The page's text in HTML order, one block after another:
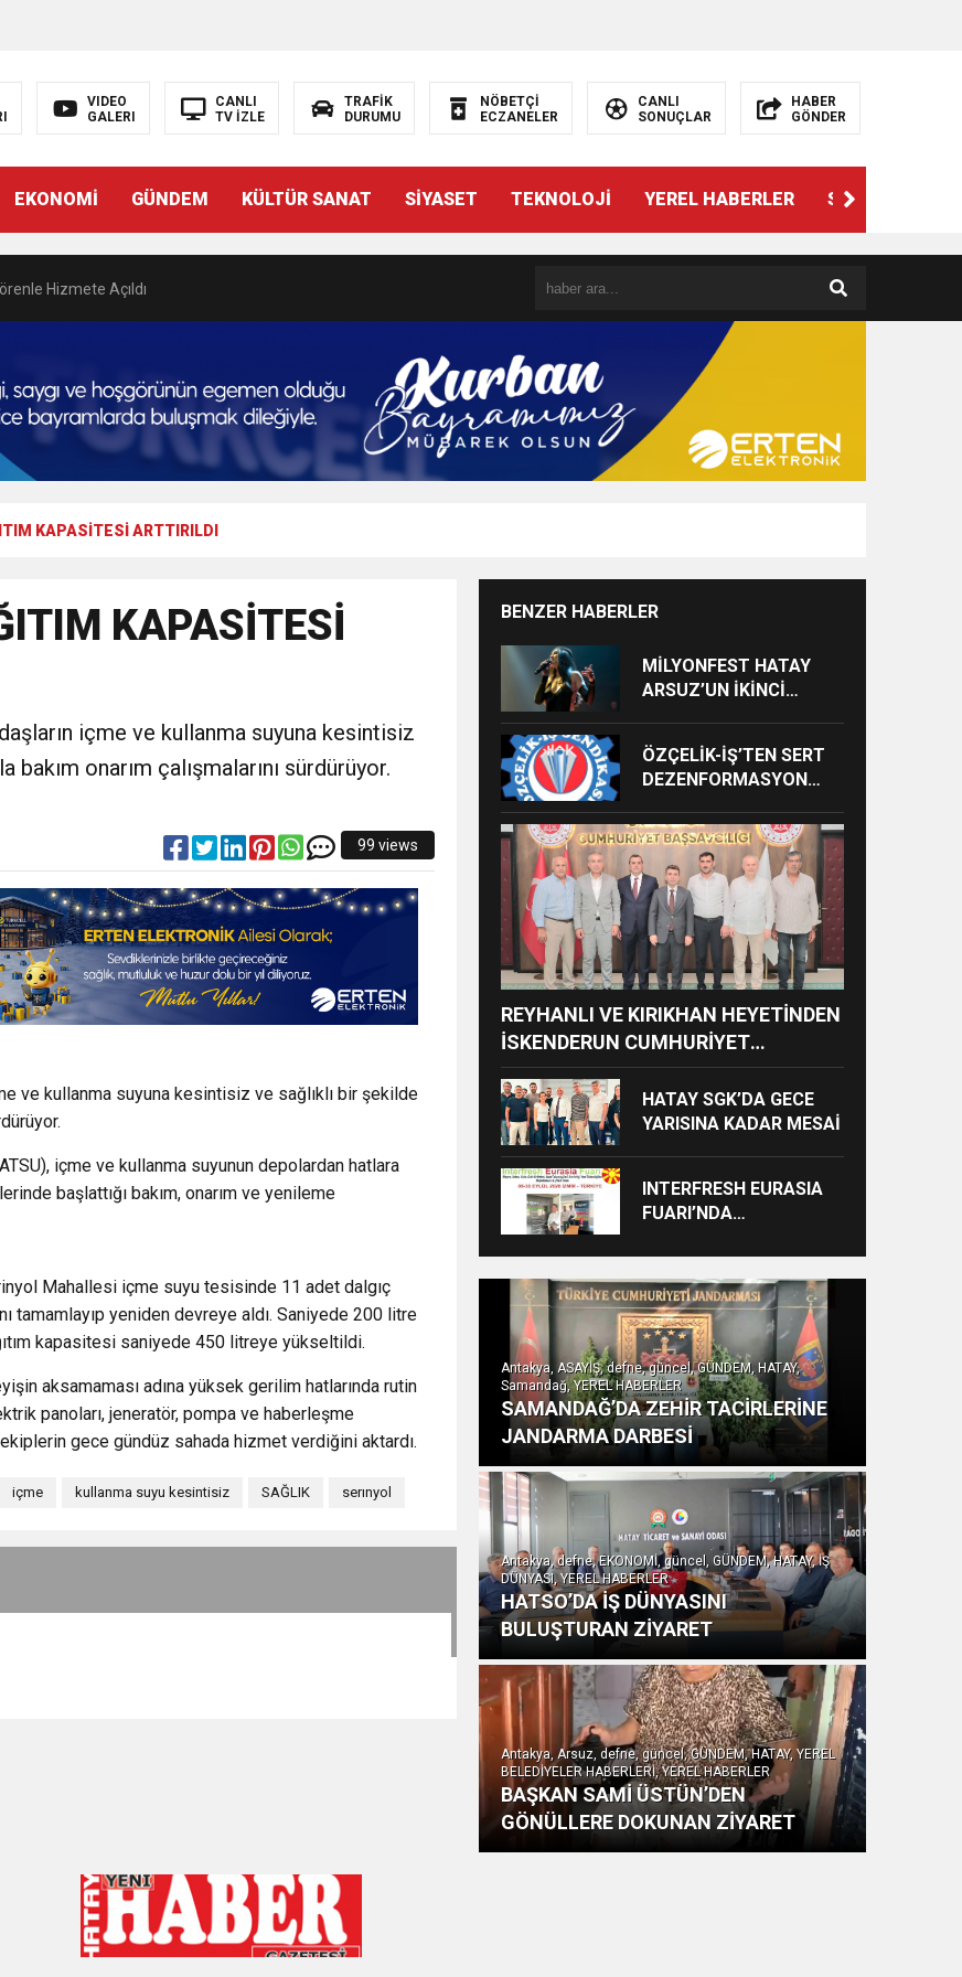
VIDEO
GALERI
CANLI
TV İZLE
TRAFİK
DURUMU
NÖBETÇİ
ECZANELER
CANLI
SONUÇLAR
HABER
GÖNDER
EKONOMİ GÜNDEM KÜLTÜR SANAT SİYASET TEKNOLOJİ YEREL HABERLER SPOR
DOKUNAN ZİYARET
Hizmete Açıldı
EĞİTİME KALICI YATIRIM
Cumhuriyet, Türk Milletinin Özgürlük ve Onur Nişanesidir
DUYURUSU
KARAÇAY’A SEVGİ SELİ
KAPASİTESİ ARTTIRILDI
KAPASİTESİ
içme ve kullanma suyuna kesintisiz
onarım çalışmalarını sürdürüyor.
99 views
ve kullanma suyuna kesintisiz ve sağlıklı bir şekilde
içme ve kullanma suyunun depolardan hatlara
başlattığı bakım, onarım ve yenileme
Mahallesi içme suyu tesisinde 11 adet dalgıç
tamamlayıp yeniden devreye aldı. Saniyede 200 litre
kapasitesi saniyede 450 litreye yükseltildi.
aksamaması adına yüksek gerilim hatlarında rutin
panoları, jeneratör, pompa ve haberleşme
ekiplerin gece gündüz sahada hizmet verdiğini aktardı.
içme kullanma suyu kesintisiz SAĞLIK serınyol
BENZER HABERLER
MİLYONFEST HATAY
ARSUZ’UN İKİNCİ
ALACAK
ÖZÇELİK-İŞ’TEN SERT
DEZENFORMASYON
VE CEZAİ SÜREÇ
BAŞLATILDI”
REYHANLI VE KIRIKHAN HEYETİNDEN
İSKENDERUN CUMHURİYET
BAŞSAVCILIĞINA ZİYARET
HATAY SGK’DA GECE
YARISINA KADAR MESAİ
INTERFRESH EURASIA
FUARI’NDA
BİRLİKLERİ İÇİN GERİ
SAYIM BAŞLADI
Antakya, ASAYİŞ, defne, güncel, GÜNDEM, HATAY,
Samandağ, YEREL HABERLER
SAMANDAĞ’DA ZEHİR TACİRLERİNE
JANDARMA DARBESİ
Antakya, defne, EKONOMİ, güncel, GÜNDEM, HATAY, İŞ
DÜNYASI, YEREL HABERLER
HATSO’DA İŞ DÜNYASINI
BULUŞTURAN ZİYARET
Antakya, Arsuz, defne, güncel, GÜNDEM, HATAY, YEREL
BELEDİYELER HABERLERİ, YEREL HABERLER
BAŞKAN SAMİ ÜSTÜN’DEN
GÖNÜLLERE DOKUNAN ZİYARET